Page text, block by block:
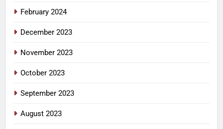
February 2024
December 2023
November 2023
October 2023
September 2023
August 2023